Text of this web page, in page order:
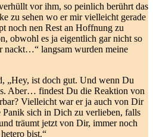
vor ihm, so peinlich berührt das
zu sehen wo er mir vielleicht gerade
noch nen Rest an Hoffnung zu
obwohl es ja eigentlich gar nicht so
nackt…“ langsam wurden meine
„Hey, ist doch gut. Und wenn Du
Aber… findest Du die Reaktion von
Vielleicht war er ja auch von Dir
sich in Dich zu verlieben, falls
träumt jetzt von Dir, immer noch
bist.“